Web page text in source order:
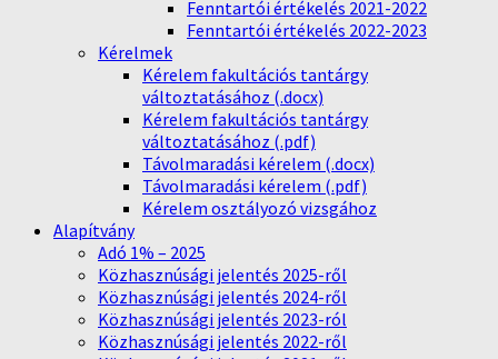
Fenntartói értékelés 2021-2022
Fenntartói értékelés 2022-2023
Kérelmek
Kérelem fakultációs tantárgy
változtatásához (.docx)
Kérelem fakultációs tantárgy
változtatásához (.pdf)
Távolmaradási kérelem (.docx)
Távolmaradási kérelem (.pdf)
Kérelem osztályozó vizsgához
Alapítvány
Adó 1% – 2025
Közhasznúsági jelentés 2025-ről
Közhasznúsági jelentés 2024-ről
Közhasznúsági jelentés 2023-ról
Közhasznúsági jelentés 2022-ről